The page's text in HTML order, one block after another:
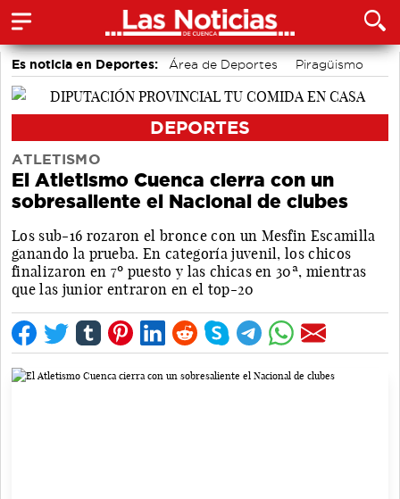
Es noticia en Deportes: Área de Deportes
Piragüismo
Fútbol
Bádminton
DEPORTES
ATLETISMO
El Atletismo Cuenca cierra con un
sobresaliente el Nacional de clubes
Los sub-16 rozaron el bronce con un Mesfin Escamilla
ganando la prueba. En categoría juvenil, los chicos
finalizaron en 7º puesto y las chicas en 30ª, mientras
que las junior entraron en el top-20